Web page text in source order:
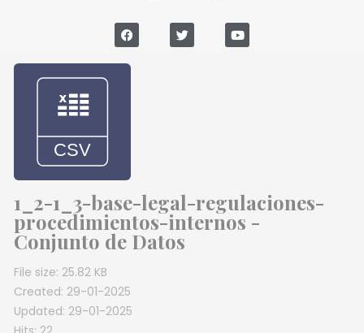
1_2-1_3-base-legal-regulaciones-
procedimientos-internos -
Conjunto de Datos
File size: 25.82 KB
Created: 29-01-2025
Updated: 29-01-2025